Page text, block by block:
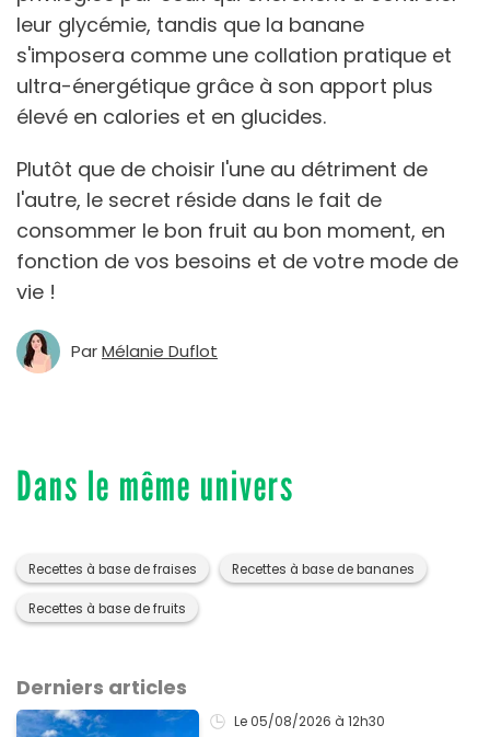
leur glycémie, tandis que la banane
s'imposera comme une collation pratique et
ultra-énergétique grâce à son apport plus
élevé en calories et en glucides.
Plutôt que de choisir l'une au détriment de
l'autre, le secret réside dans le fait de
consommer le bon fruit au bon moment, en
fonction de vos besoins et de votre mode de
vie !
ParMélanie Duflot
Dans le même univers
Recettes à base de fraises Recettes à base de bananes
Recettes à base de fruits
Derniers articles
Le 05/08/2026 à 12h30